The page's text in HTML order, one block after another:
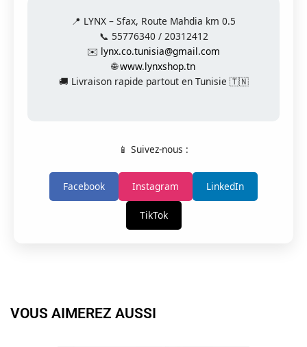
📍 LYNX – Sfax, Route Mahdia km 0.5
📞 55776340 / 20312412
✉️ lynx.co.tunisia@gmail.com
🌐www.lynxshop.tn
🚚 Livraison rapide partout en Tunisie 🇹🇳
📱 Suivez-nous :
Facebook Instagram LinkedIn
TikTok
VOUS AIMEREZ AUSSI